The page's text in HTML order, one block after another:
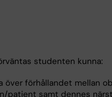
studenten kunna:
över förhållandet mellan
patient samt dennes